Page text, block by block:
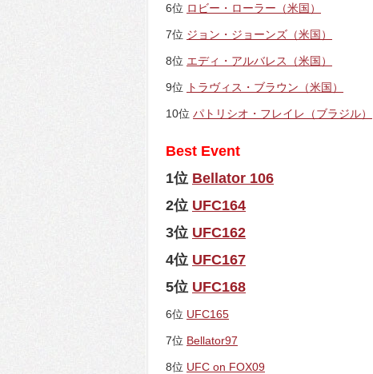
6位 ロビー・ローラー（米国）
7位 ジョン・ジョーンズ（米国）
8位 エディ・アルバレス（米国）
9位 トラヴィス・ブラウン（米国）
10位 パトリシオ・フレイレ（ブラジル）
Best Event
1位 Bellator 106
2位 UFC164
3位 UFC162
4位 UFC167
5位 UFC168
6位 UFC165
7位 Bellator97
8位 UFC on FOX09